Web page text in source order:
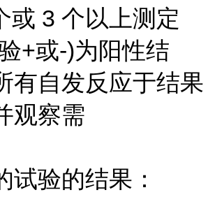
或 3 个以上测定
+或-)为阳性结
有自发反应于结果
观察需
试验的结果：